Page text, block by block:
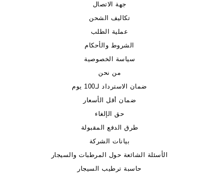
جهة الاتصال
تكاليف الشحن
عملية الطلب
الشروط والأحكام
سياسة الخصوصية
من نحن
ضمان الاسترداد لـ100 يوم
ضمان أقل الأسعار
حق الإلغاء
طرق الدفع المقبولة
بيانات الشركة
الأسئلة الشائعة حول المرطبات والسيجار
حاسبة ترطيب السيجار